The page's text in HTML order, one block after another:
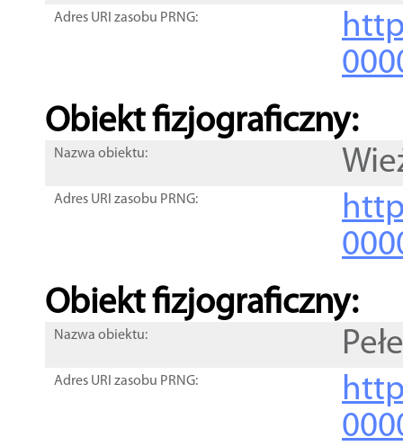
Adres URI zasobu PRNG:
Obiekt fizjograficzny:
Nazwa obiektu:
Adres URI zasobu PRNG:
Obiekt fizjograficzny:
Nazwa obiektu:
Adres URI zasobu PRNG: